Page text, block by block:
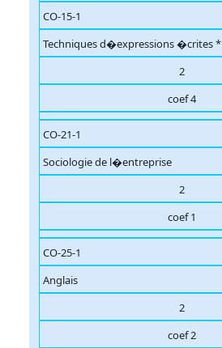
CO-15-1
Techniques d�expressions �crites *
2
coef 4
CO-21-1
Sociologie de l�entreprise
2
coef 1
CO-25-1
Anglais
2
coef 2